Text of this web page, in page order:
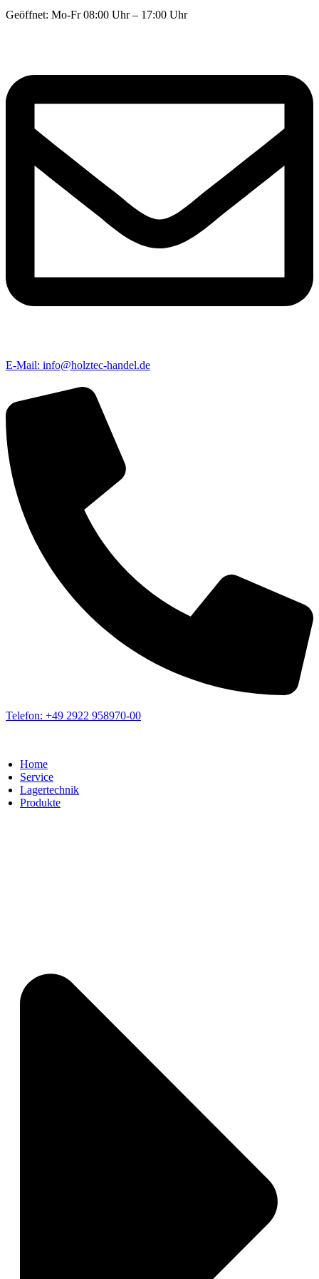
Geöffnet: Mo-Fr 08:00 Uhr – 17:00 Uhr
E-Mail: info@holztec-handel.de
Telefon: +49 2922 958970-00
Home
Service
Lagertechnik
Produkte